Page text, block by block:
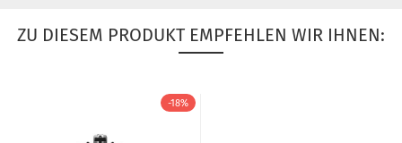
ZU DIESEM PRODUKT EMPFEHLEN WIR IHNEN:
-18%